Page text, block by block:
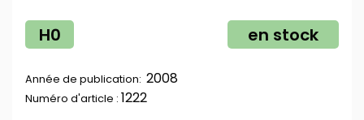
H0 en stock
Année de publication: 2008
Numéro d'article : 1222